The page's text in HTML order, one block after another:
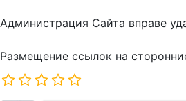
Администрация Сайта вправе
Размещение ссылок на